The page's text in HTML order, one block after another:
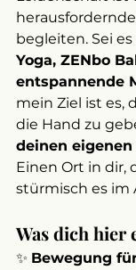
begleiten. Sei
Yoga, ZENbo
entspannende
mein Ziel ist es,
die Hand zu
deinen
Einen Ort in dir,
stürmisch es im
Was dich hier
✨ Bewegung